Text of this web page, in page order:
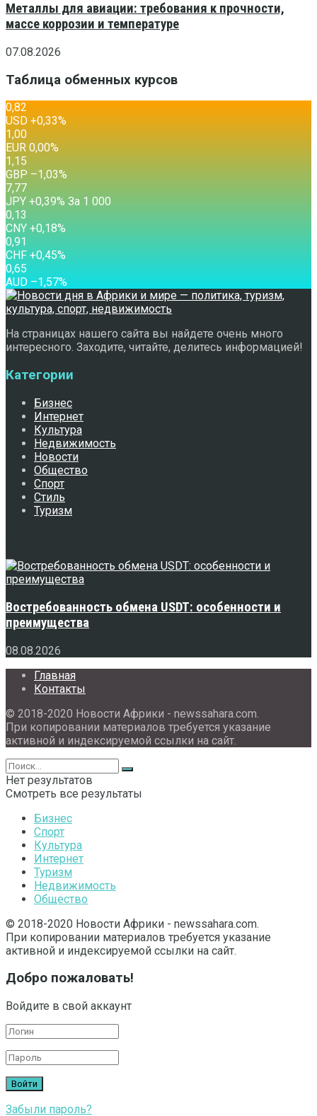
Металлы для авиации: требования к прочности,
массе коррозии и температуре
07.08.2026
Таблица обменных курсов
0,82
USD +0,33%
1,00
EUR 0,00%
1,15
GBP –1,03%
7,77
JPY +0,39% За 1 000
0,13
CNY +0,18%
0,91
CHF +0,45%
0,65
AUD –1,57%
На страницах нашего сайта вы найдете очень много
интересного. Заходите, читайте, делитесь информацией!
Категории
Бизнес
Интернет
Культура
Недвижимость
Новости
Общество
Спорт
Стиль
Туризм
Востребованность обмена USDT: особенности и
преимущества
08.08.2026
Главная
Контакты
© 2018-2020 Новости Африки - newssahara.com.
При копировании материалов требуется указание
активной и индексируемой ссылки на сайт.
Нет результатов
Смотреть все результаты
Бизнес
Спорт
Культура
Интернет
Туризм
Недвижимость
Общество
© 2018-2020 Новости Африки - newssahara.com.
При копировании материалов требуется указание
активной и индексируемой ссылки на сайт.
Добро пожаловать!
Войдите в свой аккаунт
Забыли пароль?